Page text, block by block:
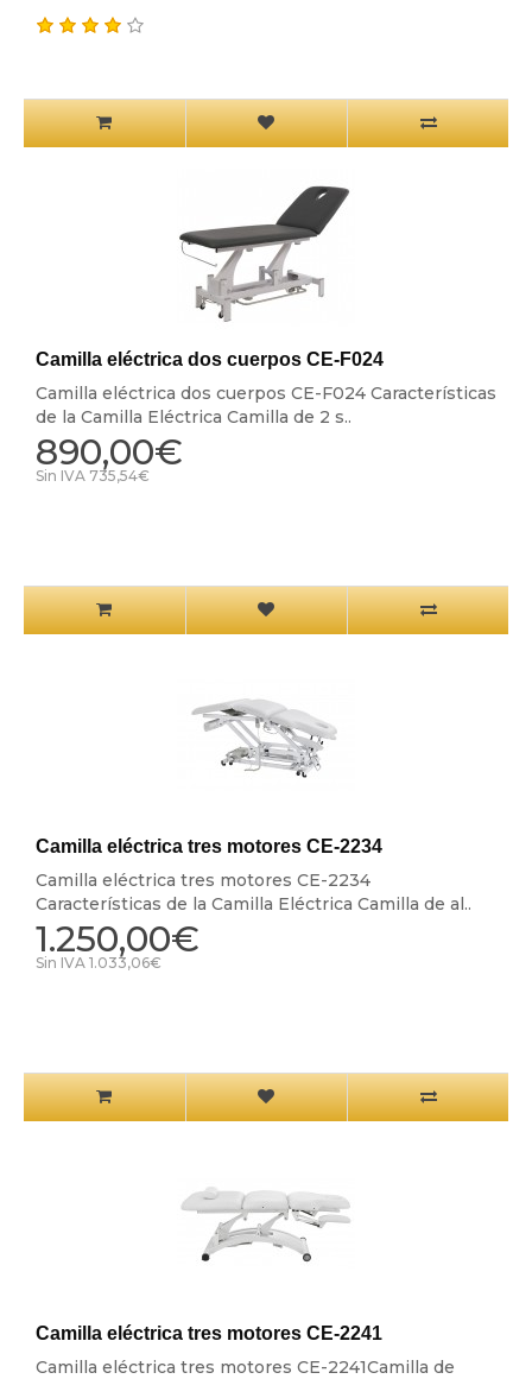
Camilla eléctrica dos cuerpos CE-F024
Camilla eléctrica dos cuerpos CE-F024 Características
de la Camilla Eléctrica Camilla de 2 s..
890,00€
Sin IVA 735,54€
Camilla eléctrica tres motores CE-2234
Camilla eléctrica tres motores CE-2234
Características de la Camilla Eléctrica Camilla de al..
1.250,00€
Sin IVA 1.033,06€
Camilla eléctrica tres motores CE-2241
Camilla eléctrica tres motores CE-2241Camilla de